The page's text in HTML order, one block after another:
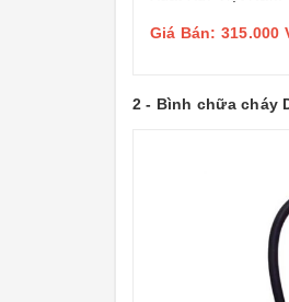
Giá Bán: 315.000
2 - Bình chữa cháy